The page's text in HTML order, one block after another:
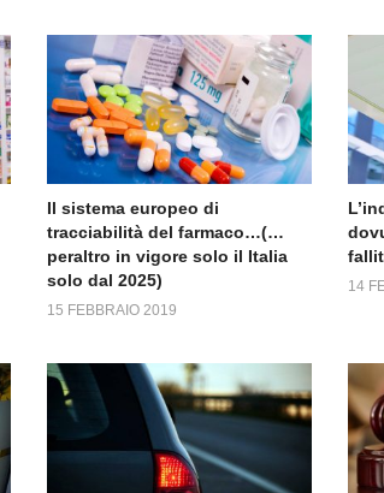
Il sistema europeo di
tracciabilità del farmaco…(…
peraltro in vigore solo il Italia
solo dal 2025)
15 FEBBRAIO 2019
14